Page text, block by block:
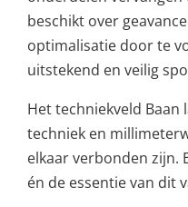
beschikt over
optimalisatie door te
uitstekend en veilig
Het techniekveld
techniek en
elkaar verbonden zijn.
én de essentie van dit